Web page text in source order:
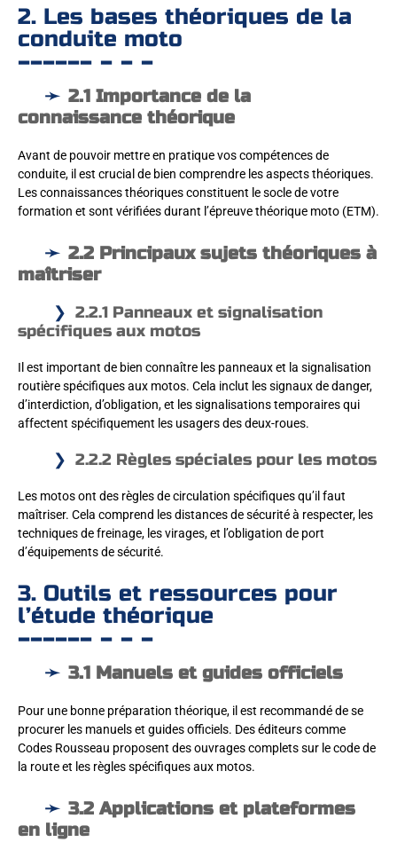
2. Les bases théoriques de la
conduite moto
2.1 Importance de la
connaissance théorique
Avant de pouvoir mettre en pratique vos compétences de
conduite, il est crucial de bien comprendre les aspects théoriques.
Les connaissances théoriques constituent le socle de votre
formation et sont vérifiées durant l’épreuve théorique moto (ETM).
2.2 Principaux sujets théoriques à
maîtriser
2.2.1 Panneaux et signalisation
spécifiques aux motos
Il est important de bien connaître les panneaux et la signalisation
routière spécifiques aux motos. Cela inclut les signaux de danger,
d’interdiction, d’obligation, et les signalisations temporaires qui
affectent spécifiquement les usagers des deux-roues.
2.2.2 Règles spéciales pour les motos
Les motos ont des règles de circulation spécifiques qu’il faut
maîtriser. Cela comprend les distances de sécurité à respecter, les
techniques de freinage, les virages, et l’obligation de port
d’équipements de sécurité.
3. Outils et ressources pour
l’étude théorique
3.1 Manuels et guides officiels
Pour une bonne préparation théorique, il est recommandé de se
procurer les manuels et guides officiels. Des éditeurs comme
Codes Rousseau proposent des ouvrages complets sur le code de
la route et les règles spécifiques aux motos.
3.2 Applications et plateformes
en ligne